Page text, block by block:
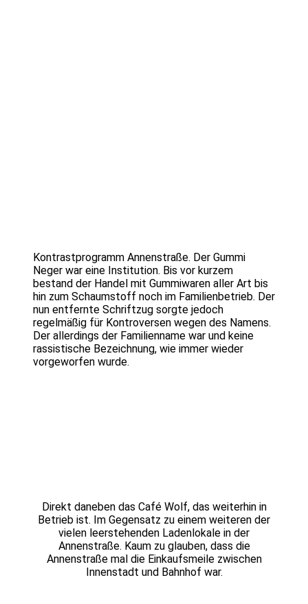
Kontrastprogramm Annenstraße. Der Gummi
Neger war eine Institution. Bis vor kurzem
bestand der Handel mit Gummiwaren aller Art bis
hin zum Schaumstoff noch im Familienbetrieb. Der
nun entfernte Schriftzug sorgte jedoch
regelmäßig für Kontroversen wegen des Namens.
Der allerdings der Familienname war und keine
rassistische Bezeichnung, wie immer wieder
vorgeworfen wurde.
Direkt daneben das Café Wolf, das weiterhin in
Betrieb ist. Im Gegensatz zu einem weiteren der
vielen leerstehenden Ladenlokale in der
Annenstraße. Kaum zu glauben, dass die
Annenstraße mal die Einkaufsmeile zwischen
Innenstadt und Bahnhof war.